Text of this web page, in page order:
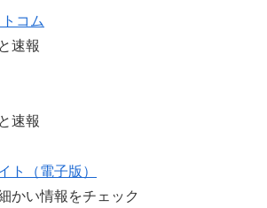
コム
速報
速報
ト（電子版）
かい情報をチェック